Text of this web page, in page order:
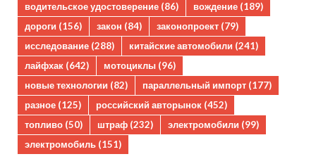
водительское удостоверение (86) вождение (189)
дороги (156) закон (84) законопроект (79)
исследование (288) китайские автомобили (241)
лайфхак (642) мотоциклы (96)
новые технологии (82) параллельный импорт (177)
разное (125) российский авторынок (452)
топливо (50) штраф (232) электромобили (99)
электромобиль (151)